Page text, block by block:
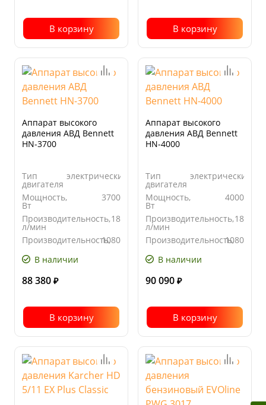
В корзину В корзину
Аппарат высокого
давления АВД Bennett
HN-3700
Тип
двигателя
электрический
Мощность,
Вт
3700
Производительность,
л/мин
18
Производительность,
л/час
1080
В наличии
88 380 ₽
В корзину
Аппарат высокого
давления АВД Bennett
HN-4000
Тип
двигателя
электрический
Мощность,
Вт
4000
Производительность,
л/мин
18
Производительность,
л/час
1080
В наличии
90 090 ₽
В корзину